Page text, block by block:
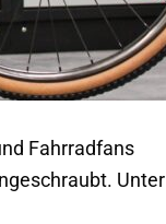
Fahrradfans
Unter